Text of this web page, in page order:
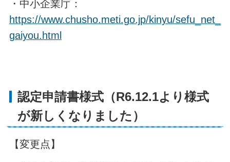
・中小企業庁：
https://www.chusho.meti.go.jp/kinyu/sefu_net_
gaiyou.html
認定申請書様式（R6.12.1より様式
が新しくなりました）
【変更点】